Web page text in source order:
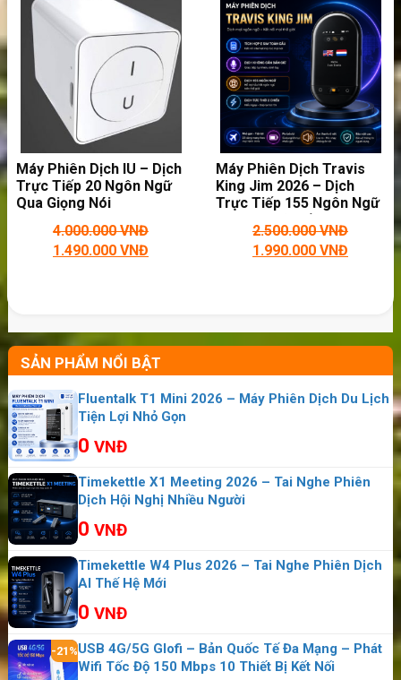
Vtalk Pro S – Máy Phiên Dịch Thiết Kế Mới Dịch Tự
Động
Máy Phiên Dịch Vasco 2026 – Máy Phiên Dịch Hỗ
Trợ 108 Ngôn Ngữ, Sản Xuất Bởi Châu Âu
Máy Phiên Dịch VTalk Plus+ 2026 – Bản Nâng Cấp
Ram 2GB – 16GB – Máy Phiên Dịch Mang Thương
Hiệu Việt Nam, Dịch Offline Có Tiếng Việt
Máy Phiên Dịch IU – Dịch
Trực Tiếp 20 Ngôn Ngữ
Qua Giọng Nói
4.000.000VNĐ
1.490.000 VNĐ
Máy Phiên Dịch Travis
King Jim 2026 – Dịch
Trực Tiếp 155 Ngôn Ngữ
Công Nghệ Đến Từ Hà
2.500.000VNĐ
1.990.000 VNĐ
SẢN PHẨM NỔI BẬT
Fluentalk T1 Mini 2026 – Máy Phiên Dịch Du Lịch
Tiện Lợi Nhỏ Gọn
0 VNĐ
Timekettle X1 Meeting 2026 – Tai Nghe Phiên
Dịch Hội Nghị Nhiều Người
0 VNĐ
Timekettle W4 Plus 2026 – Tai Nghe Phiên Dịch
AI Thế Hệ Mới
0 VNĐ
-21%USB 4G/5G Glofi – Bản Quốc Tế Đa Mạng – Phát
Wifi Tốc Độ 150 Mbps 10 Thiết Bị Kết Nối